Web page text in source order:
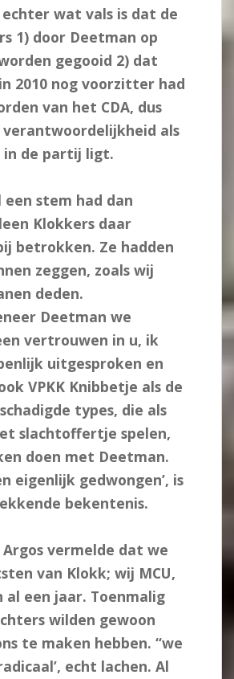
wat vals is dat de
1) door Deetman op
gegooid 2) dat
2010 nog voorzitter had
van het CDA, dus
als
in de partij ligt.
een stem had dan
Klokkers daar
betrokken. Ze hadden
zeggen, zoals wij
deden.
Deetman we
vertrouwen in u, ik
uitgesproken en
VPKK Knibbetje als de
types, die als
slachtoffertje spelen,
doen met Deetman.
eigenlijk gedwongen’, is
bekentenis.
vermelde dat we
van Klokk; wij MCU,
al een jaar. Toenmalig
wilden gewoon
te maken hebben. “we
echt lachen. Al